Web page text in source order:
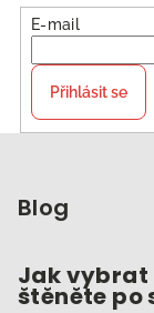
E-mail
Přihlásit se
Blog
Jak vybrat
štěněte po